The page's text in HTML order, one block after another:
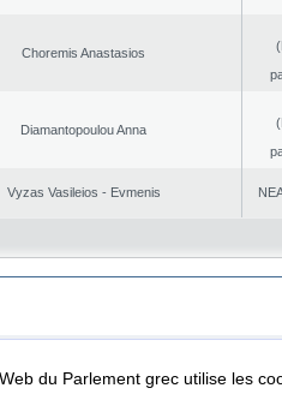
Choremis Anastasios
Diamantopoulou Anna
Vyzas Vasileios - Evmenis
Protection Security & Access
du Parlement grec utilise les